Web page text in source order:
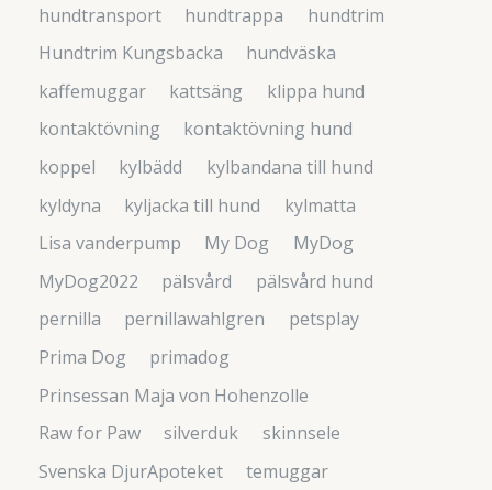
hundtransport
hundtrappa
hundtrim
Hundtrim Kungsbacka
hundväska
kaffemuggar
kattsäng
klippa hund
kontaktövning
kontaktövning hund
koppel
kylbädd
kylbandana till hund
kyldyna
kyljacka till hund
kylmatta
Lisa vanderpump
My Dog
MyDog
MyDog2022
pälsvård
pälsvård hund
pernilla
pernillawahlgren
petsplay
Prima Dog
primadog
Prinsessan Maja von Hohenzolle
Raw for Paw
silverduk
skinnsele
Svenska DjurApoteket
temuggar